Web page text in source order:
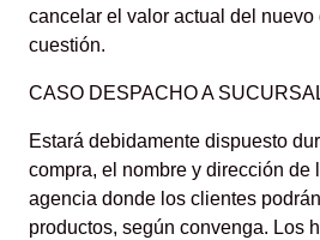
cancelar el valor actual del nuevo
cuestión.
CASO DESPACHO A
Estará debidamente dispuesto
compra, el nombre y dirección de
agencia donde los clientes
productos, según convenga. Los